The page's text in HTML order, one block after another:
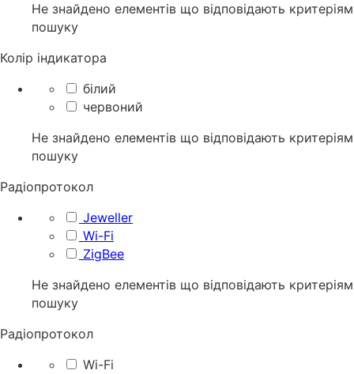
Не знайдено елементів що відповідають критеріям
пошуку
Колір індикатора
білий
червоний
Не знайдено елементів що відповідають критеріям
пошуку
Радіопротокол
Jeweller
Wi-Fi
ZigBee
Не знайдено елементів що відповідають критеріям
пошуку
Радіопротокол
Wi-Fi